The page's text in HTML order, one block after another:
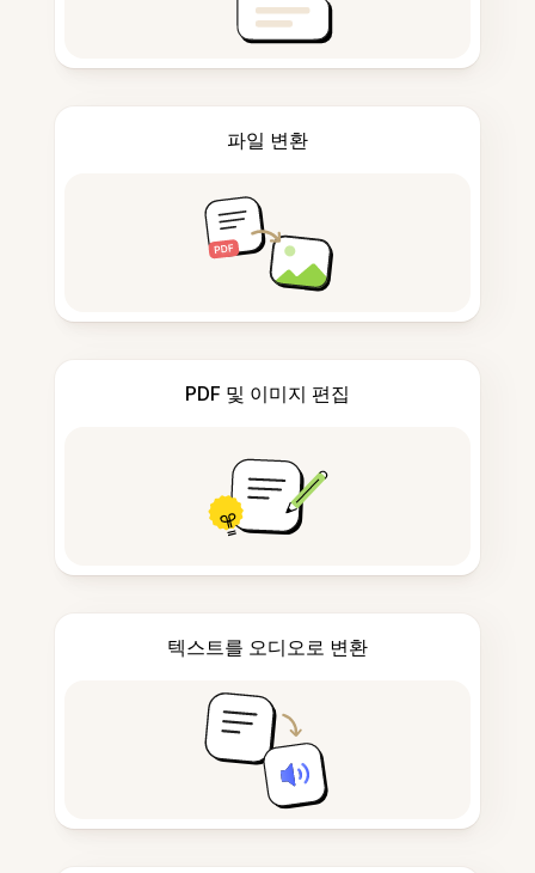
파일 변환
PDF 및 이미지 편집
텍스트를 오디오로 변환